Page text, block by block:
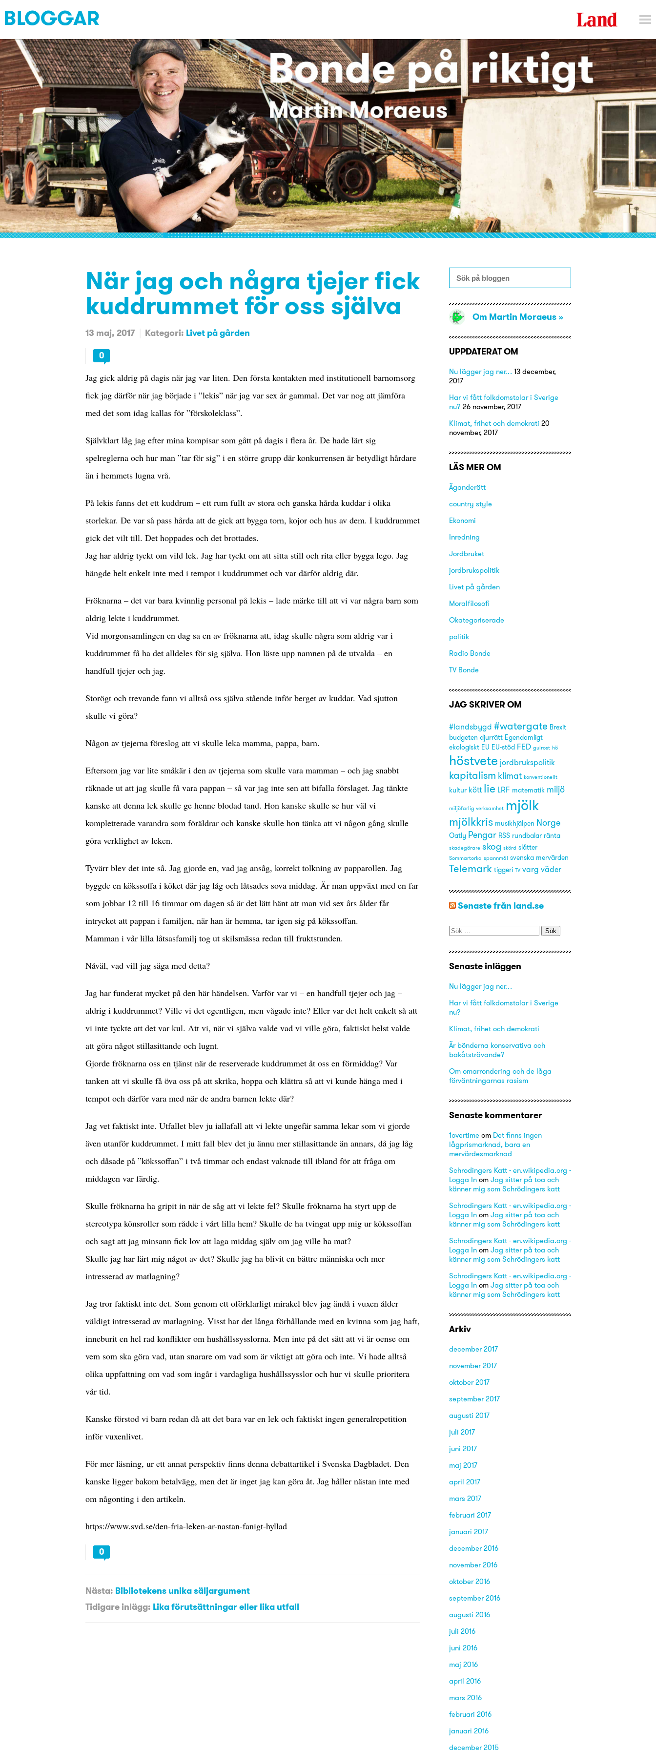
När jag och några tjejer fick
kuddrummet för oss själva
13 maj, 2017 Kategori: Livet på gården
0
Jag gick aldrig på dagis när jag var liten. Den första kontakten med institutionell barnomsorg
fick jag därför när jag började i ”lekis” när jag var sex år gammal. Det var nog att jämföra
med det som idag kallas för ”förskoleklass”.
Självklart låg jag efter mina kompisar som gått på dagis i flera år. De hade lärt sig
spelreglerna och hur man ”tar för sig” i en större grupp där konkurrensen är betydligt hårdare
än i hemmets lugna vrå.
På lekis fanns det ett kuddrum – ett rum fullt av stora och ganska hårda kuddar i olika
storlekar. De var så pass hårda att de gick att bygga torn, kojor och hus av dem. I kuddrummet
gick det vilt till. Det hoppades och det brottades.
Jag har aldrig tyckt om vild lek. Jag har tyckt om att sitta still och rita eller bygga lego. Jag
hängde helt enkelt inte med i tempot i kuddrummet och var därför aldrig där.
Fröknarna – det var bara kvinnlig personal på lekis – lade märke till att vi var några barn som
aldrig lekte i kuddrummet.
Vid morgonsamlingen en dag sa en av fröknarna att, idag skulle några som aldrig var i
kuddrummet få ha det alldeles för sig själva. Hon läste upp namnen på de utvalda – en
handfull tjejer och jag.
Storögt och trevande fann vi alltså oss själva stående inför berget av kuddar. Vad sjutton
skulle vi göra?
Någon av tjejerna föreslog att vi skulle leka mamma, pappa, barn.
Eftersom jag var lite småkär i den av tjejerna som skulle vara mamman – och jag snabbt
räknade ut att jag skulle få vara pappan – så var jag inte sen att bifalla förslaget. Jag tänkte
kanske att denna lek skulle ge henne blodad tand. Hon kanske skulle se hur väl vi
kompletterade varandra som föräldrar och kanske skulle hon tänka att vi någon gång skulle
göra verklighet av leken.
Tyvärr blev det inte så. Jag gjorde en, vad jag ansåg, korrekt tolkning av papparollen. Jag
byggde en kökssoffa i köket där jag låg och låtsades sova middag. Är man uppväxt med en far
som jobbar 12 till 16 timmar om dagen så är det lätt hänt att man vid sex års ålder får
intrycket att pappan i familjen, när han är hemma, tar igen sig på kökssoffan.
Mamman i vår lilla låtsasfamilj tog ut skilsmässa redan till fruktstunden.
Nåväl, vad vill jag säga med detta?
Jag har funderat mycket på den här händelsen. Varför var vi – en handfull tjejer och jag –
aldrig i kuddrummet? Ville vi det egentligen, men vågade inte? Eller var det helt enkelt så att
vi inte tyckte att det var kul. Att vi, när vi själva valde vad vi ville göra, faktiskt helst valde
att göra något stillasittande och lugnt.
Gjorde fröknarna oss en tjänst när de reserverade kuddrummet åt oss en förmiddag? Var
tanken att vi skulle få öva oss på att skrika, hoppa och klättra så att vi kunde hänga med i
tempot och därför vara med när de andra barnen lekte där?
Jag vet faktiskt inte. Utfallet blev ju iallafall att vi lekte ungefär samma lekar som vi gjorde
även utanför kuddrummet. I mitt fall blev det ju ännu mer stillasittande än annars, då jag låg
och dåsade på ”kökssoffan” i två timmar och endast vaknade till ibland för att fråga om
middagen var färdig.
Skulle fröknarna ha gripit in när de såg att vi lekte fel? Skulle fröknarna ha styrt upp de
stereotypa könsroller som rådde i vårt lilla hem? Skulle de ha tvingat upp mig ur kökssoffan
och sagt att jag minsann fick lov att laga middag själv om jag ville ha mat?
Skulle jag har lärt mig något av det? Skulle jag ha blivit en bättre människa och mer
intresserad av matlagning?
Jag tror faktiskt inte det. Som genom ett oförklarligt mirakel blev jag ändå i vuxen ålder
väldigt intresserad av matlagning. Visst har det långa förhållande med en kvinna som jag haft,
inneburit en hel rad konflikter om hushållssysslorna. Men inte på det sätt att vi är oense om
vem som ska göra vad, utan snarare om vad som är viktigt att göra och inte. Vi hade alltså
olika uppfattning om vad som ingår i vardagliga hushållssysslor och hur vi skulle prioritera
vår tid.
Kanske förstod vi barn redan då att det bara var en lek och faktiskt ingen generalrepetition
inför vuxenlivet.
För mer läsning, ur ett annat perspektiv finns denna debattartikel i Svenska Dagbladet. Den
kanske ligger bakom betalvägg, men det är inget jag kan göra åt. Jag håller nästan inte med
om någonting i den artikeln.
https://www.svd.se/den-fria-leken-ar-nastan-fanigt-hyllad
0
Nästa: Bibliotekens unika säljargument
Tidigare inlägg: Lika förutsättningar eller lika utfall
Om Martin Moraeus
UPPDATERAT OM
Nu lägger jag ner… 13 december,
2017
Har vi fått folkdomstolar i Sverige
nu? 26 november, 2017
Klimat, frihet och demokrati 20
november, 2017
LÄS MER OM
Äganderätt
country style
Ekonomi
Inredning
Jordbruket
jordbrukspolitik
Livet på gården
Moralfilosofi
Okategoriserade
politik
Radio Bonde
TV Bonde
JAG SKRIVER OM
#landsbygd #watergate Brexit
budgeten djurrätt Egendomligt
ekologiskt EU EU-stöd FED gulrost hö
höstvete jordbrukspolitik
kapitalism klimat konventionellt
kultur kött lie LRF matematik miljö
miljöfarlig verksamhet mjölk
mjölkkris musikhjälpen Norge
Oatly Pengar RSS rundbalar ränta
skadegörare skog skörd slåtter
Sommartorka spannmål svenska mervärden
Telemark tiggeri TV varg väder
Senaste från land.se
Sök
efter:
Senaste inläggen
Nu lägger jag ner…
Har vi fått folkdomstolar i Sverige
nu?
Klimat, frihet och demokrati
Är bönderna konservativa och
bakåtsträvande?
Om omarrondering och de låga
förväntningarnas rasism
Senaste kommentarer
1overtimeom Det finns ingen
lågprismarknad, bara en
mervärdesmarknad
Schrodingers Katt - en.wikipedia.org -
Logga Inom Jag sitter på toa och
känner mig som Schrödingers katt
Schrodingers Katt - en.wikipedia.org -
Logga Inom Jag sitter på toa och
känner mig som Schrödingers katt
Schrodingers Katt - en.wikipedia.org -
Logga Inom Jag sitter på toa och
känner mig som Schrödingers katt
Schrodingers Katt - en.wikipedia.org -
Logga Inom Jag sitter på toa och
känner mig som Schrödingers katt
Arkiv
december 2017
november 2017
oktober 2017
september 2017
augusti 2017
juli 2017
juni 2017
maj 2017
april 2017
mars 2017
februari 2017
januari 2017
december 2016
november 2016
oktober 2016
september 2016
augusti 2016
juli 2016
juni 2016
maj 2016
april 2016
mars 2016
februari 2016
januari 2016
december 2015